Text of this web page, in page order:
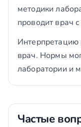
методики
проводит врач
Интерпретацию
врач. Нормы
лаборатории и
Частые